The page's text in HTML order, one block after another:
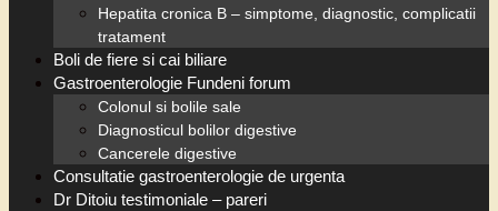
Hepatita cronica B – simptome, diagnostic, complicatii
tratament
Boli de fiere si cai biliare
Gastroenterologie Fundeni forum
Colonul si bolile sale
Diagnosticul bolilor digestive
Cancerele digestive
Consultatie gastroenterologie de urgenta
Dr Ditoiu testimoniale – pareri